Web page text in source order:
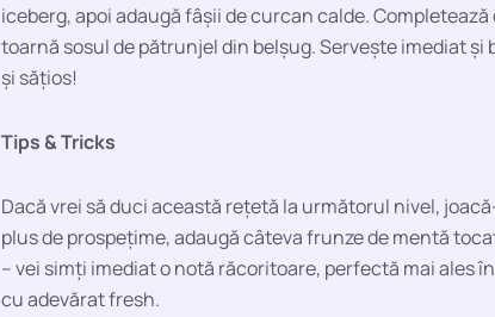
iceberg, apoi adaugă fâșii de curcan calde.
toarnă sosul de pătrunjel din belșug. Servește imediat
și sățios!
Tips & Tricks
Dacă vrei să duci această rețetă la următorul nivel,
plus de prospețime, adaugă câteva frunze de mentă
– vei simți imediat o notă răcoritoare, perfectă mai ales
cu adevărat fresh.